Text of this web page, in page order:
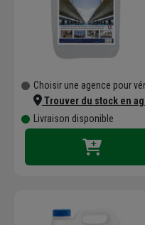
Choisir une agence pour
Trouver du stock en
Livraison disponible